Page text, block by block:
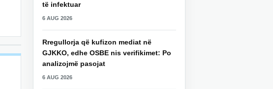
të infektuar
6 AUG 2026
Rregullorja që kufizon mediat në
GJKKO, edhe OSBE nis verifikimet: Po
analizojmë pasojat
6 AUG 2026